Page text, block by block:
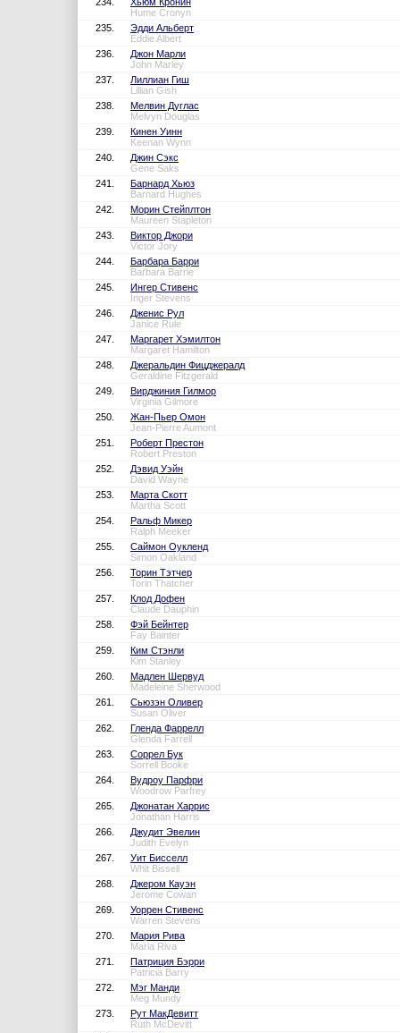
Hume Cronyn
235.
Эдди Альберт
Eddie Albert
236.
Джон Марли
John Marley
237.
Лиллиан Гиш
Lillian Gish
238.
Мелвин Дуглас
Melvyn Douglas
239.
Кинен Уинн
Keenan Wynn
240.
Джин Сэкс
Gene Saks
241.
Барнард Хьюз
Barnard Hughes
242.
Морин Стейплтон
Maureen Stapleton
243.
Виктор Джори
Victor Jory
244.
Барбара Барри
Barbara Barrie
245.
Ингер Стивенс
Inger Stevens
246.
Дженис Рул
Janice Rule
247.
Маргарет Хэмилтон
Margaret Hamilton
248.
Джеральдин Фицджералд
Geraldine Fitzgerald
249.
Вирджиния Гилмор
Virginia Gilmore
250.
Жан-Пьер Омон
Jean-Pierre Aumont
251.
Роберт Престон
Robert Preston
252.
Дэвид Уэйн
David Wayne
253.
Марта Скотт
Martha Scott
254.
Ральф Микер
Ralph Meeker
255.
Саймон Оукленд
Simon Oakland
256.
Торин Тэтчер
Torin Thatcher
257.
Клод Дофен
Claude Dauphin
258.
Фэй Бейнтер
Fay Bainter
259.
Ким Стэнли
Kim Stanley
260.
Мадлен Шервуд
Madeleine Sherwood
261.
Сьюзэн Оливер
Susan Oliver
262.
Гленда Фаррелл
Glenda Farrell
263.
Соррел Бук
Sorrell Booke
264.
Вудроу Парфри
Woodrow Parfrey
265.
Джонатан Харрис
Jonathan Harris
266.
Джудит Эвелин
Judith Evelyn
267.
Уит Бисселл
Whit Bissell
268.
Джером Кауэн
Jerome Cowan
269.
Уоррен Стивенс
Warren Stevens
270.
Мария Рива
Maria Riva
271.
Патриция Бэрри
Patricia Barry
272.
Мэг Манди
Meg Mundy
273.
Рут МакДевитт
Ruth McDevitt